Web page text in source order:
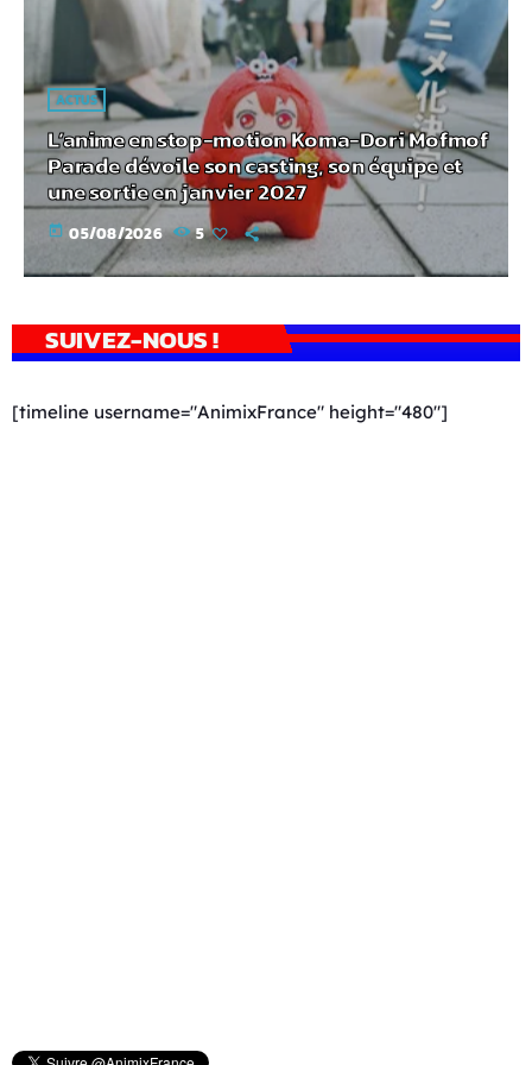
ACTUS
L’anime en stop-motion Koma-Dori Mofmof
Parade dévoile son casting, son équipe et
une sortie en janvier 2027
today 05/08/2026 5
SUIVEZ-NOUS !
[timeline username="AnimixFrance" height="480"]